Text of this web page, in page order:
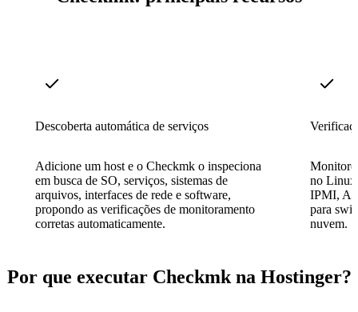
Descoberta automática de serviços
Adicione um host e o Checkmk o inspeciona
em busca de SO, serviços, sistemas de
arquivos, interfaces de rede e software,
propondo as verificações de monitoramento
corretas automaticamente.
Monitore
no
IPMI,
para
nuvem.
Por que executar Checkmk na Hostinger?